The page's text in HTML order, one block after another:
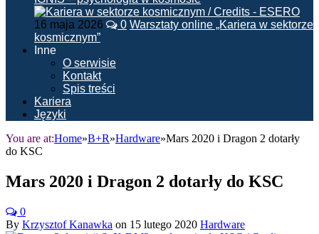
16 maja 2026 0 Warsztaty online „Kariera w sektorze
kosmicznym”
Inne
O serwisie
Kontakt
Spis treści
Kariera
Języki
You are at:Home»B+R»Hardware»Mars 2020 i Dragon 2 dotarły
do KSC
Mars 2020 i Dragon 2 dotarły do KSC
0
By Krzysztof Kanawka on 15 lutego 2020 Hardware